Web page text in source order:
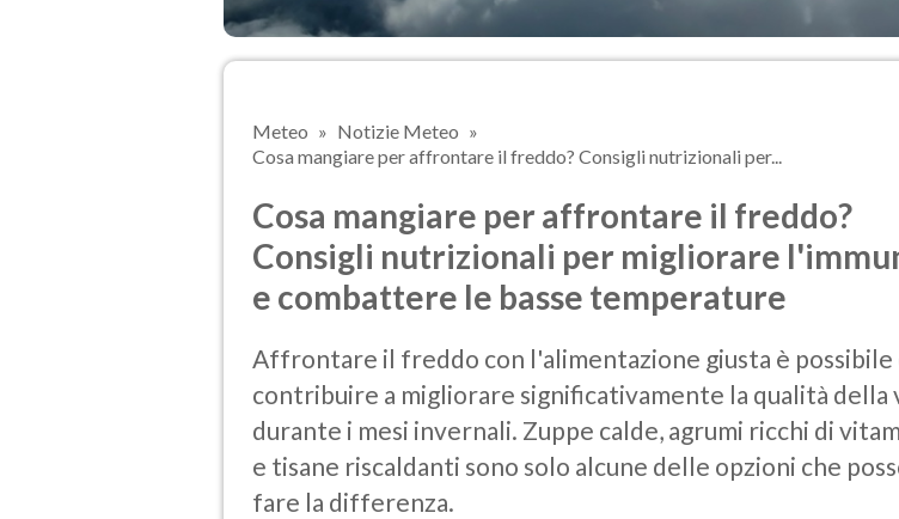
Meteo
Notizie Meteo
Cosa mangiare per affrontare il freddo? Consigli nutrizionali per...
Cosa mangiare per affrontare il freddo?
Consigli nutrizionali per migliorare
e combattere le basse temperature
Affrontare il freddo con l'alimentazione giusta è possibile
contribuire a migliorare significativamente la qualità della
durante i mesi invernali. Zuppe calde, agrumi ricchi di
e tisane riscaldanti sono solo alcune delle opzioni che
fare la differenza.